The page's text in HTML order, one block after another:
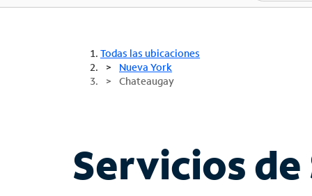
Mejores ofertas
Todas las ubicaciones
Nueva York
Chateaugay
Servicios